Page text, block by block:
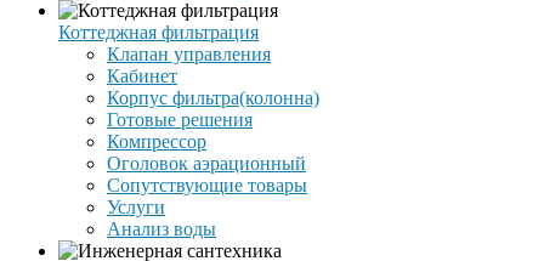
Коттеджная фильтрация
Клапан управления
Кабинет
Корпус фильтра(колонна)
Готовые решения
Компрессор
Оголовок аэрационный
Сопутствующие товары
Услуги
Анализ воды